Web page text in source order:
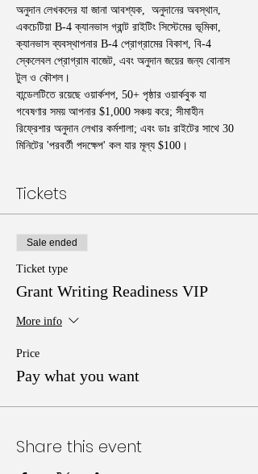
অনুদান লেখকদের যা জানা আবশ্যক,  অনুদানের অবস্থান,
একচেটিয়া B-4 ক্যানভাস গ্রান্ট রাইটিং সিস্টেমের ভূমিকা,
ক্যানভাস ব্যবস্থাপনার B-4 প্রোগ্রামের বিকাশ, বি-4
স্কেলেবল প্রোগ্রাম বাজেট, এবং অনুদান জয়ের জন্য বোনাস
টুল ও কৌশল।
বান্ডেলটিতে রয়েছে ওয়ার্কশপ, 50+ পৃষ্ঠার ওয়ার্কবুক যা
গবেষণার সময় আপনার $1,000 সঞ্চয় করে; সীমাহীন
রিফ্রেশার অনুদান লেখার কর্মশালা; এবং ডাঃ রাইটের সাথে 30
মিনিটের 'পরবর্তী পদক্ষেপ' কল যার মূল্য $100।
Tickets
Sale ended
Ticket type
Grant Writing Readiness VIP
More info
Price
Pay what you want
Share this event